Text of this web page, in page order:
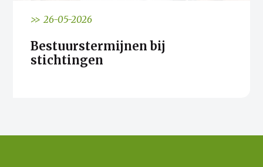
>> 26-05-2026
Bestuurstermijnen bij
stichtingen